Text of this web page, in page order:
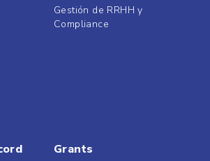
Gestión de RRHH y
Compliance
Grants